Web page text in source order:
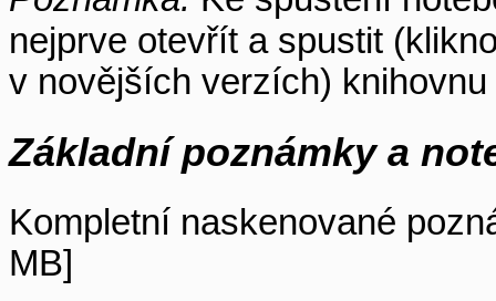
nejprve otevřít a spustit
v novějších verzích) knihovnu
Základní poznámky a
Kompletní naskenované
MB]